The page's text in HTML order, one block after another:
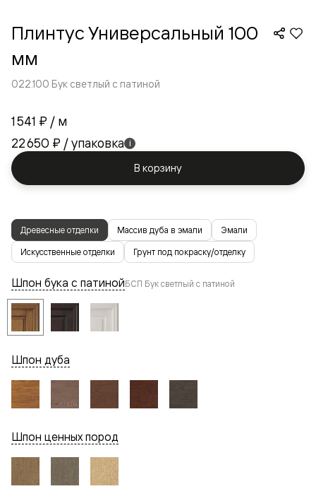
Плинтус Универсальный 100
мм
022.100 Бук светлый с патиной
1 541 ₽ / м
22 650 ₽ / упаковка i
В корзину
Древесные отделки Массив дуба в эмали Эмали
Искусственные отделки Грунт под покраску/отделку
Шпон бука с патинойБСП Бук светлый с патиной
Шпон дуба
Шпон ценных пород